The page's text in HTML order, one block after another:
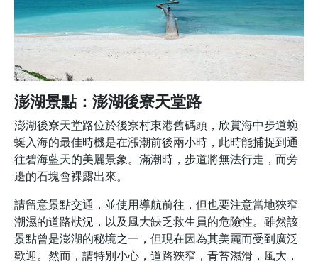
澎湖景點：澎湖後寮天堂路
澎湖後寮天堂路位於後寮村東港舊碼頭，欣賞海中步道蜿
蜒入海的最佳時機是在漲潮前後兩小時，此時能捕捉到通
往碧海藍天的美麗景象。滿潮時，步道將無法行走，而旁
邊的石塊會裸露出來。
請留意景點交通，並使用導航前往，但也要注意當地狹窄
潮濕的道路狀況，以及風大缺乏救生員的危險性。雖然該
景點曾是澎湖的秘境之一，但現在因為其美麗而受到廣泛
歡迎。然而，請特別小心，道路狹窄，青苔濕滑，風大，